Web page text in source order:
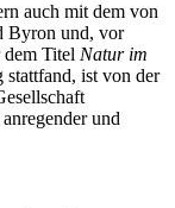
auch mit dem von
Byron und, vor
Titel Natur im
ist von der
und